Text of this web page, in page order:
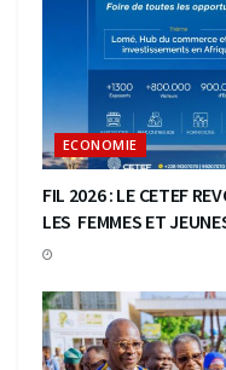
ECONOMIE
FIL 2026 : LE CETEF
LES FEMMES ET